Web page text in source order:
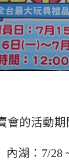
會的活動期
內湖：7/28